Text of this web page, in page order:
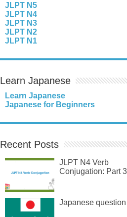
JLPT N5
JLPT N4
JLPT N3
JLPT N2
JLPT N1
Learn Japanese
Learn Japanese
Japanese for Beginners
Recent Posts
JLPT N4 Verb
Conjugation: Part 3
Japanese